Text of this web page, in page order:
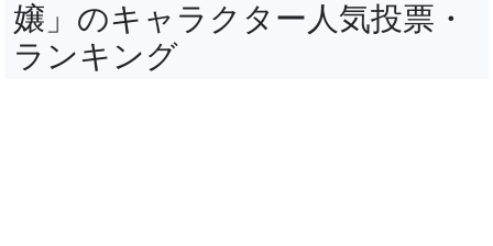
嬢」のキャラクター人気投票・
ランキング